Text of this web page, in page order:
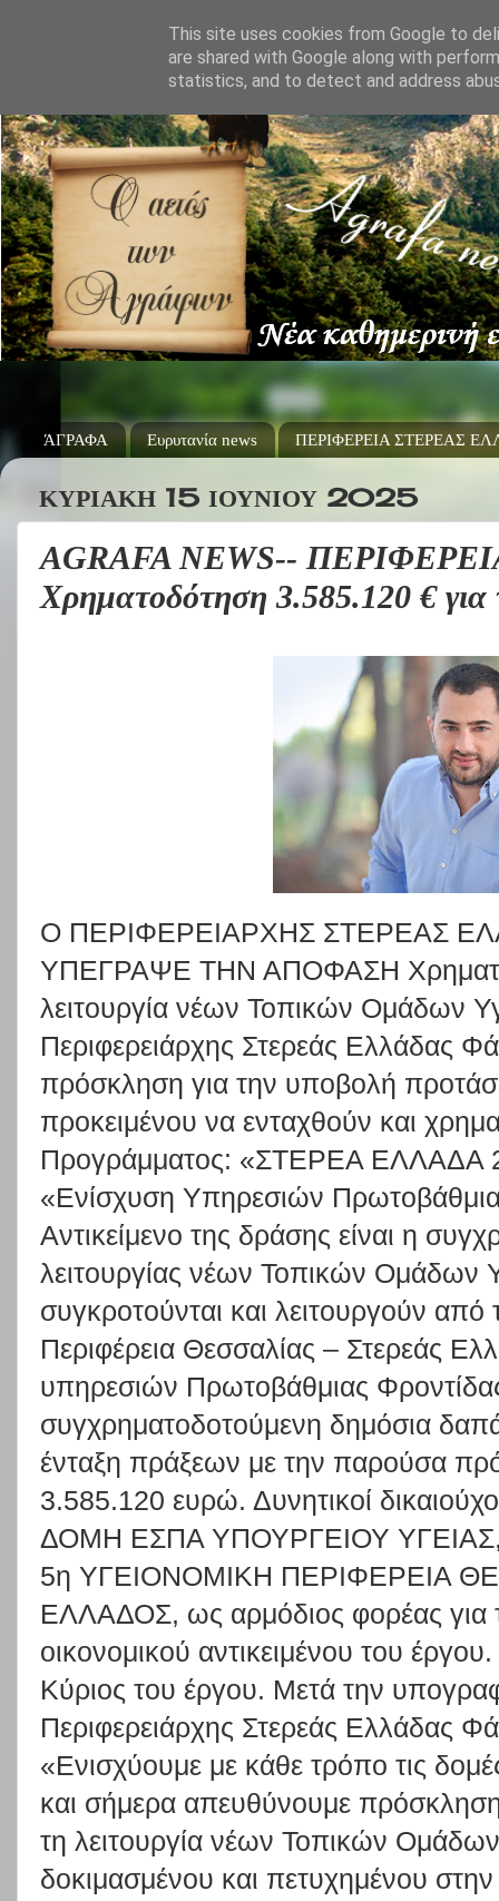
ΆΓΡΑΦΑ Ευρυτανία news ΠΕΡΙΦΕΡΕΙΑ ΣΤΕΡΕΑΣ
ΚΥΡΙΑΚΉ 15 ΙΟΥΝΊΟΥ 2025
AGRAFA NEWS--
Χρηματοδότηση 3.585.120 €
Ο ΠΕΡΙΦΕΡΕΙΑΡΧΗΣ ΣΤΕΡΕΑΣ
ΥΠΕΓΡΑΨΕ ΤΗΝ ΑΠΟΦΑΣΗ
λειτουργία νέων Τοπικών Ομάδων
Περιφερειάρχης Στερεάς Ελλάδας
πρόσκληση για την υποβολή
προκειμένου να ενταχθούν και
Προγράμματος: «ΣΤΕΡΕΑ ΕΛΛΑΔΑ
«Ενίσχυση Υπηρεσιών
Αντικείμενο της δράσης είναι η
λειτουργίας νέων Τοπικών
συγκροτούνται και λειτουργούν από
Περιφέρεια Θεσσαλίας – Στερεάς
υπηρεσιών Πρωτοβάθμιας
συγχρηματοδοτούμενη δημόσια
ένταξη πράξεων με την παρούσα
3.585.120 ευρώ. Δυνητικοί
ΔΟΜΗ ΕΣΠΑ ΥΠΟΥΡΓΕΙΟΥ ΥΓΕΙΑΣ,
5η ΥΓΕΙΟΝΟΜΙΚΗ ΠΕΡΙΦΕΡΕΙΑ
ΕΛΛΑΔΟΣ, ως αρμόδιος φορέας για
οικονομικού αντικειμένου του
Κύριος του έργου. Μετά την
Περιφερειάρχης Στερεάς Ελλάδας
«Ενισχύουμε με κάθε τρόπο τις
και σήμερα απευθύνουμε
τη λειτουργία νέων Τοπικών
δοκιμασμένου και πετυχημένου
This site uses cookies from Google to
are shared with Google along with
statistics, and to detect and address